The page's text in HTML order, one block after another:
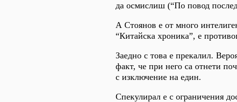
да осмислиш (“По повод
А Стоянов е от много
“Китайска хроника”, е
Заедно с това е прекалил.
факт, че при него са отнети
с изключение на един.
Спекулирал е с ограничения